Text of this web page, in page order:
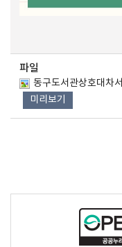
파일
동구도서관상호대차
미리보기